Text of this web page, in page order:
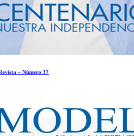
– Número 37